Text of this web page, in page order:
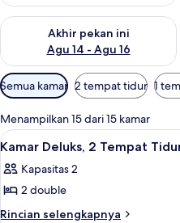
Akhir pekan ini
Agu 14 - Agu 16
Periksa ketersediaan untuk
Filter
tersedia
untuk
kamar
Semua kamar 2 tempat tidur 1
Menampilkan 15 dari 15 kamar
Lihat
semua
foto
untuk
Kamar
6
Kamar Deluks, 2 Tempat
Kapasitas 2
2 double
Rincian selengkapnya
Rincian